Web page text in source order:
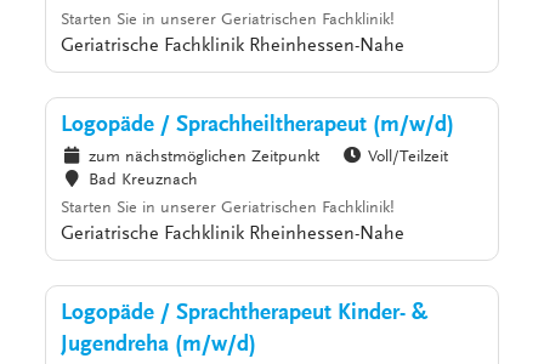
Starten Sie in unserer Geriatrischen Fachklinik!
Geriatrische Fachklinik Rheinhessen-Nahe
Logopäde / Sprachheiltherapeut (m/w/d)
zum nächstmöglichen Zeitpunkt
Voll/Teilzeit
Bad Kreuznach
Starten Sie in unserer Geriatrischen Fachklinik!
Geriatrische Fachklinik Rheinhessen-Nahe
Logopäde / Sprachtherapeut Kinder- &
Jugendreha (m/w/d)